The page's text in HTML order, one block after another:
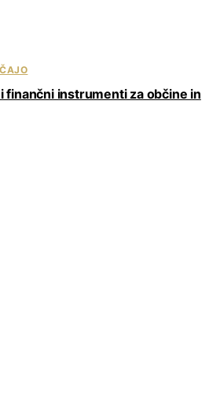
finančni instrumenti za občine in